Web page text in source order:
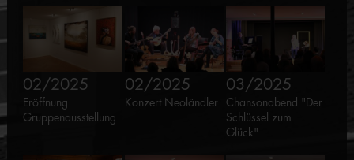
02/2025
Eröffnung
Gruppenausstellung
02/2025
Konzert Neoländler
03/2025
Chansonabend "Der
Schlüssel zum
Glück"